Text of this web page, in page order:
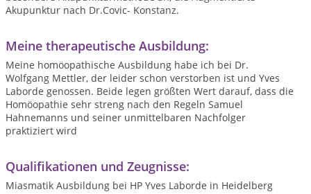
Akupunktur nach Dr.Covic- Konstanz.
Meine therapeutische Ausbildung:
Meine homöopathische Ausbildung habe ich bei Dr.
Wolfgang Mettler, der leider schon verstorben ist und Yves
Laborde genossen. Beide legen größten Wert darauf, dass die
Homöopathie sehr streng nach den Regeln Samuel
Hahnemanns und seiner unmittelbaren Nachfolger
praktiziert wird
Qualifikationen und Zeugnisse:
Miasmatik Ausbildung bei HP Yves Laborde in Heidelberg